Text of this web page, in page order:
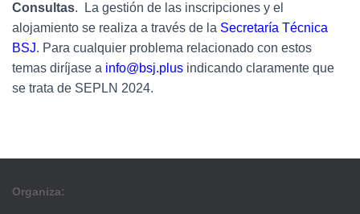
Consultas. La gestión de las inscripciones y el
alojamiento se realiza a través de la Secretaría Técnica
BSJ. Para cualquier problema relacionado con estos
temas diríjase a info@bsj.plus indicando claramente que
se trata de SEPLN 2024.
Organiza: